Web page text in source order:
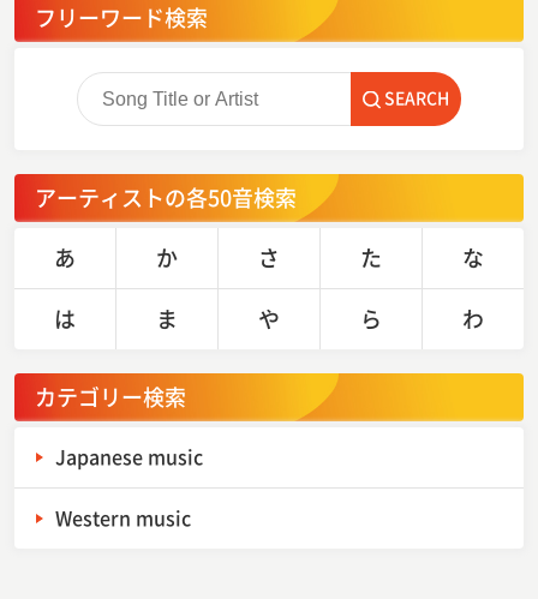
フリーワード検索
SEARCH
アーティストの各50音検索
あ
か さ た
な
は
ま や ら わ
カテゴリー検索
Japanese music
Western music